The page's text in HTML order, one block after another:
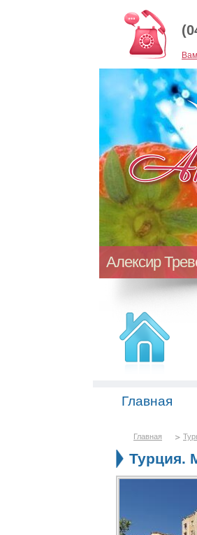
Алексир
Главная
Главная
Турция.